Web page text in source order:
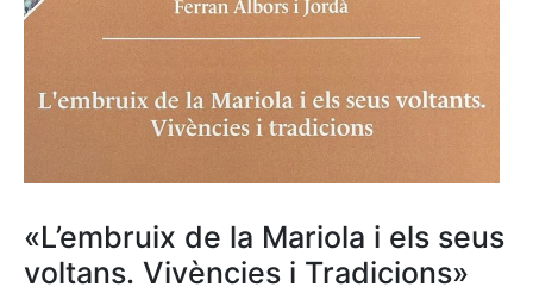
«L’embruix de la Mariola i els seus
voltans. Vivències i Tradicions»